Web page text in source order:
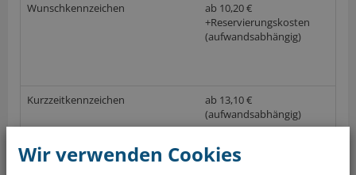
Wunschkennzeichen
ab 10,20 €
+Reservierungskosten
(aufwandsabhängig)
Kurzzeitkennzeichen
ab 13,10 €
(aufwandsabhängig)
Richtigkeit der Preise im örtlichen Straßenverkehrsamt)
Wir verwenden Cookies